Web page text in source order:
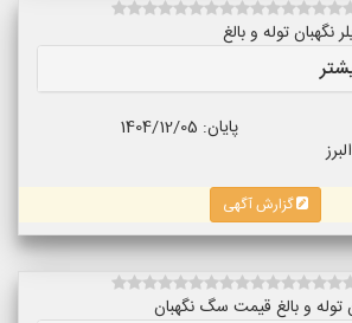
توله و بالغ
پایان: 1404/12/05
گزارش آگهی
و بالغ قیمت سگ نگهبان